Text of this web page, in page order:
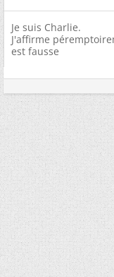
Je suis Charlie.
J'affirme
est fausse